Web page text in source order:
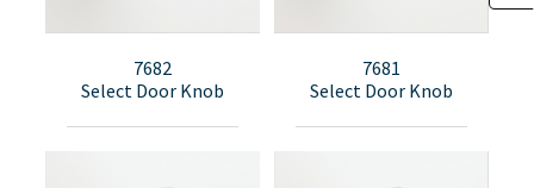
7682
Select Door Knob
7681
Select Door Knob